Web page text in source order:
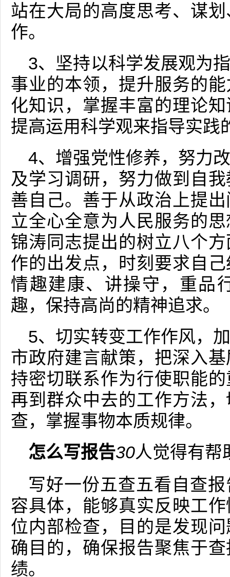
站在大局的高度思考、谋
作。
3、坚持以科学发展观为
事业的本领，提升服务的
化知识，掌握丰富的理论
提高运用科学观来指导实践
4、增强党性修养，努力
及学习调研，努力做到自
善自己。善于从政治上提
立全心全意为人民服务的
锦涛同志提出的树立八个
作的出发点，时刻要求自
情趣建康、讲操守，重品
趣，保持高尚的精神追求。
5、切实转变工作作风，
市政府建言献策，把深入
持密切联系作为行使职能
再到群众中去的工作方法
查，掌握事物本质规律。
怎么写报告30人觉得有帮
写好一份五查五看自查
容具体，能够真实反映工
位内部检查，目的是发现
确目的，确保报告聚焦于
绩。